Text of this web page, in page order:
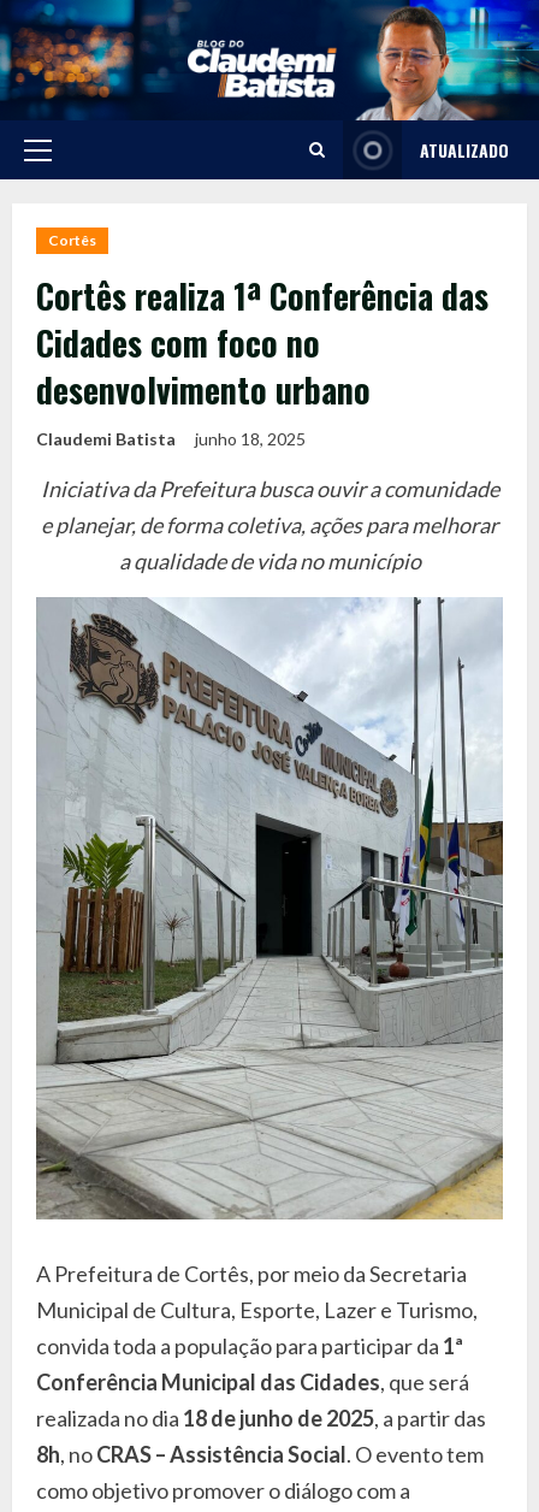
Skip
to
content
Primary
ATUALIZADO
Cortês
Cortês realiza 1ª Conferência das
Cidades com foco no
desenvolvimento urbano
Claudemi Batista junho 18, 2025
Iniciativa da Prefeitura busca ouvir a comunidade
e planejar, de forma coletiva, ações para melhorar
a qualidade de vida no município
A Prefeitura de Cortês, por meio da Secretaria
Municipal de Cultura, Esporte, Lazer e Turismo,
convida toda a população para participar da 1ª
Conferência Municipal das Cidades, que será
realizada no dia 18 de junho de 2025, a partir das
8h, noCRAS – Assistência Social. O evento tem
como objetivo promover o diálogo com a